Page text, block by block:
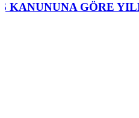
KANUNUNA GÖRE